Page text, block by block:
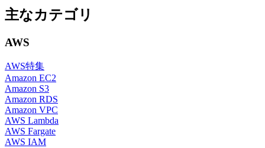
主なカテゴリ
AWS
AWS特集
Amazon EC2
Amazon S3
Amazon RDS
Amazon VPC
AWS Lambda
AWS Fargate
AWS IAM